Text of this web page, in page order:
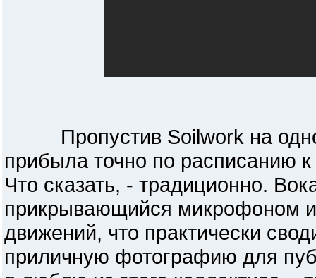
Пропустив Soilwork на
прибыла точно по расписанию
Что сказать, - традиционно.
прикрывающийся микрофоном
движений, что практически
приличную фотографию для